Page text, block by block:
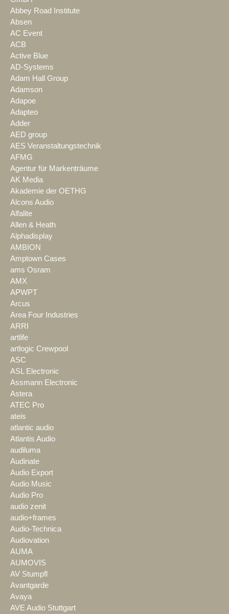
Abbey Road Institute
Absen
AC Event
ACB
Active Blue
AD-Systems
Adam Hall Group
Adamson
Adapoe
Adapteo
Adder
AED group
AES Veranstaltungstechnik
AFMG
Agentur für Markenträume
AK Media
Akademie der OETHG
Alcons Audio
Alfalite
Allen & Heath
Alphadisplay
AMBION
Amptown Cases
ams Osram
AMX
APWPT
Arcus
Area Four Industries
ARRI
artlife
artlogic Crewpool
ASC
ASL Electronic
Assmann Electronic
Astera
ATEC Pro
ateis
atlantic audio
Atlantis Audio
audiluma
Audinate
Audio Export
Audio Music
Audio Pro
audio zenit
audio+frames
Audio-Technica
Audiovation
AUMA
AUMOVIS
AV Stumpfl
Avantgarde
Avaya
AVE Audio Stuttgart